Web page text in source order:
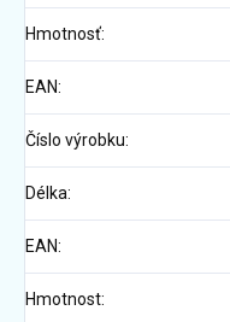
Hmotnosť:
EAN:
Číslo výrobku:
Délka:
EAN:
Hmotnost: